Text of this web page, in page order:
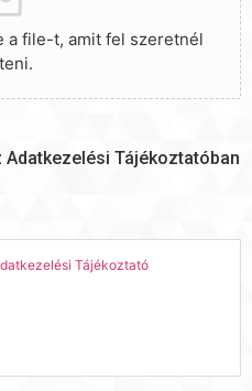
a file-t, amit fel szeretnél
Tájékoztatóban
Tájékoztató